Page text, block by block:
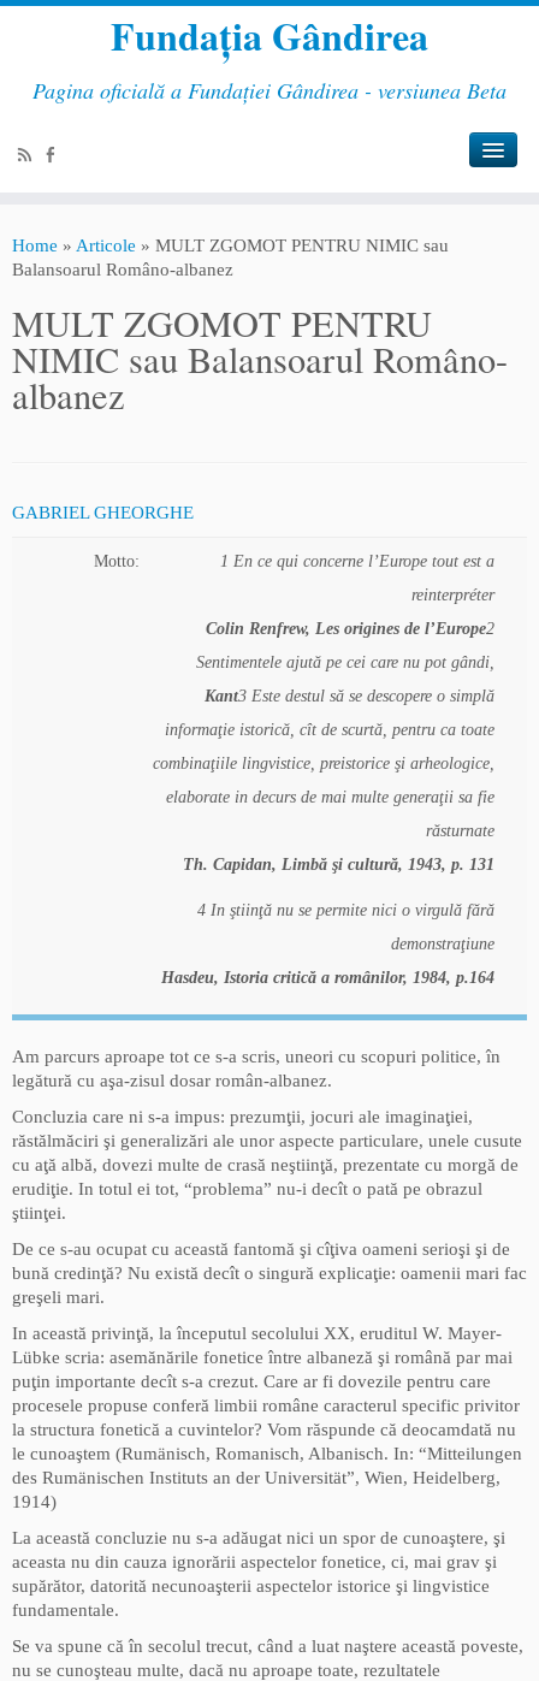
Fundația Gândirea
Pagina oficială a Fundației Gândirea - versiunea Beta
Home » Articole » MULT ZGOMOT PENTRU NIMIC sau
Balansoarul Româno-albanez
MULT ZGOMOT PENTRU
NIMIC sau Balansoarul Româno-
albanez
GABRIEL GHEORGHE
Motto:
1 En ce qui concerne l’Europe tout est a
reinterpréter
Colin Renfrew, Les origines de l’Europe2
Sentimentele ajută pe cei care nu pot gândi,
Kant3 Este destul să se descopere o simplă
informaţie istorică, cît de scurtă, pentru ca toate
combinaţiile lingvistice, preistorice şi arheologice,
elaborate in decurs de mai multe generaţii sa fie
răsturnate
Th. Capidan, Limbă şi cultură, 1943, p. 131
4 In ştiinţă nu se permite nici o virgulă fără
demonstraţiune
Hasdeu, Istoria critică a românilor, 1984, p.164
Am parcurs aproape tot ce s-a scris, uneori cu scopuri politice, în
legătură cu aşa-zisul dosar român-albanez.
Concluzia care ni s-a impus: prezumţii, jocuri ale imaginaţiei,
răstălmăciri şi generalizări ale unor aspecte particulare, unele cusute
cu aţă albă, dovezi multe de crasă neştiinţă, prezentate cu morgă de
erudiţie. In totul ei tot, “problema” nu-i decît o pată pe obrazul
ştiinţei.
De ce s-au ocupat cu această fantomă şi cîţiva oameni serioşi şi de
bună credinţă? Nu există decît o singură explicaţie: oamenii mari fac
greşeli mari.
In această privinţă, la începutul secolului XX, eruditul W. Mayer-
Lübke scria: asemănările fonetice între albaneză şi română par mai
puţin importante decît s-a crezut. Care ar fi dovezile pentru care
procesele propuse conferă limbii române caracterul specific privitor
la structura fonetică a cuvintelor? Vom răspunde că deocamdată nu
le cunoaştem (Rumänisch, Romanisch, Albanisch. In: “Mitteilungen
des Rumänischen Instituts an der Universität”, Wien, Heidelberg,
1914)
La această concluzie nu s-a adăugat nici un spor de cunoaştere, şi
aceasta nu din cauza ignorării aspectelor fonetice, ci, mai grav şi
supărător, datorită necunoaşterii aspectelor istorice şi lingvistice
fundamentale.
Se va spune că în secolul trecut, când a luat naştere această poveste,
nu se cunoşteau multe, dacă nu aproape toate, rezultatele